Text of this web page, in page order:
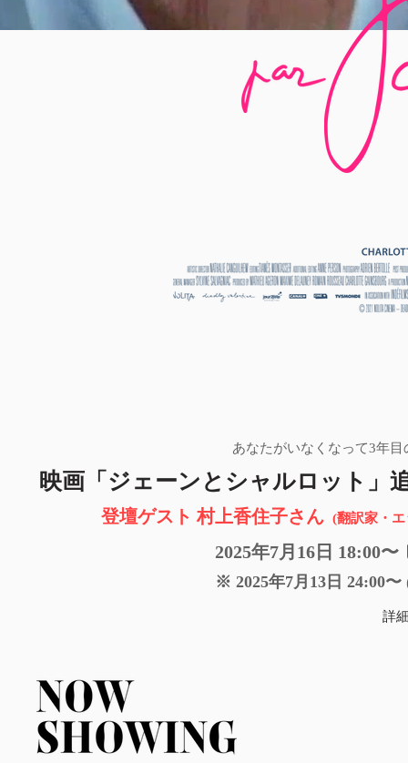
あなたがいなくなって3年目
映画「ジェーンとシャルロット」
登壇ゲスト 村上香住子さん (翻訳家・
2025年7月16日 18:00
※ 2025年7月13日 24:00
詳